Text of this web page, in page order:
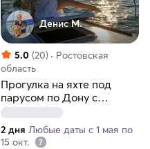
Денис М.
5.0 (20)
Ростовская
область
Прогулка на яхте под
парусом по Дону с
купанием и песнями под
гитару
2 дня Любые даты с 1 мая по
15 окт.